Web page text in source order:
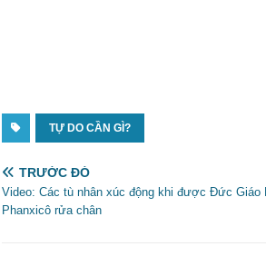
Sống tự do
Để biết rằng:
TỰ DO CẦN GÌ?
TRƯỚC ĐÓ
Video: Các tù nhân xúc động khi được Đức Giáo
Phanxicô rửa chân